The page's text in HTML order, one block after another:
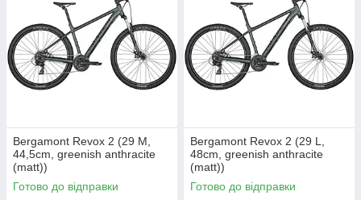
Bergamont Revox 2 (29 M,
44,5cm, greenish anthracite
(matt))
Готово до відправки
Bergamont Revox 2 (29 L,
48cm, greenish anthracite
(matt))
Готово до відправки